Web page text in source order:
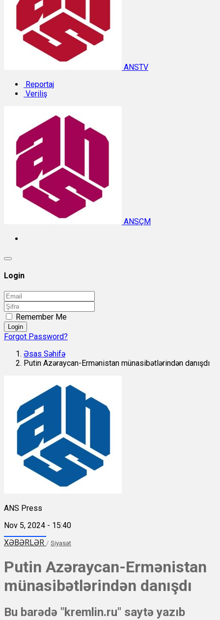
ANSTV
Reportaj
Veriliş
ANSÇM
Login
Remember Me
Login
Forgot Password?
Əsas Səhifə
Putin Azəraycan-Ermənistan münasibətlərindən danışdı
ANS Press
Nov 5, 2024 - 15:40
XƏBƏRLƏR / Siyasət
Putin Azəraycan-Ermənistan
münasibətlərindən danışdı
Bu barədə "kremlin.ru" saytə yazıb